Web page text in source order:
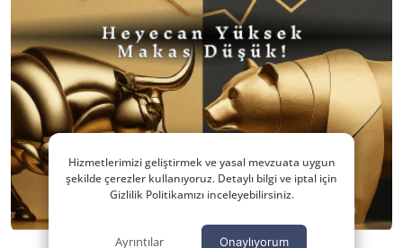
Hizmetlerimizi geliştirmek ve yasal mevzuata uygun
şekilde çerezler kullanıyoruz. Detaylı bilgi ve iptal için
Gizlilik Politikamızı inceleyebilirsiniz.
Ayrıntılar Onaylıyorum